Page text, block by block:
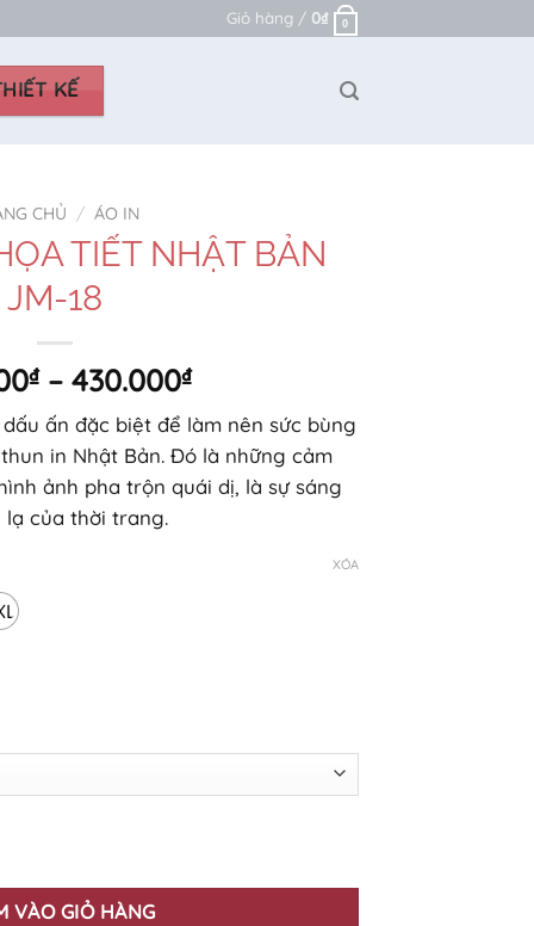
Giỏ hàng / 0₫ 0
KẾ
CHỦ / ÁO IN
TIẾT NHẬT BẢN
JM-18
₫ – 430.000₫Khoảng
giá:
từ
250.000₫
đến
ấn đặc biệt để làm nên sức bùng
in Nhật Bản. Đó là những cảm
ảnh pha trộn quái dị, là sự sáng
lạ của thời trang.
XÓA
VÀO GIỎ HÀNG